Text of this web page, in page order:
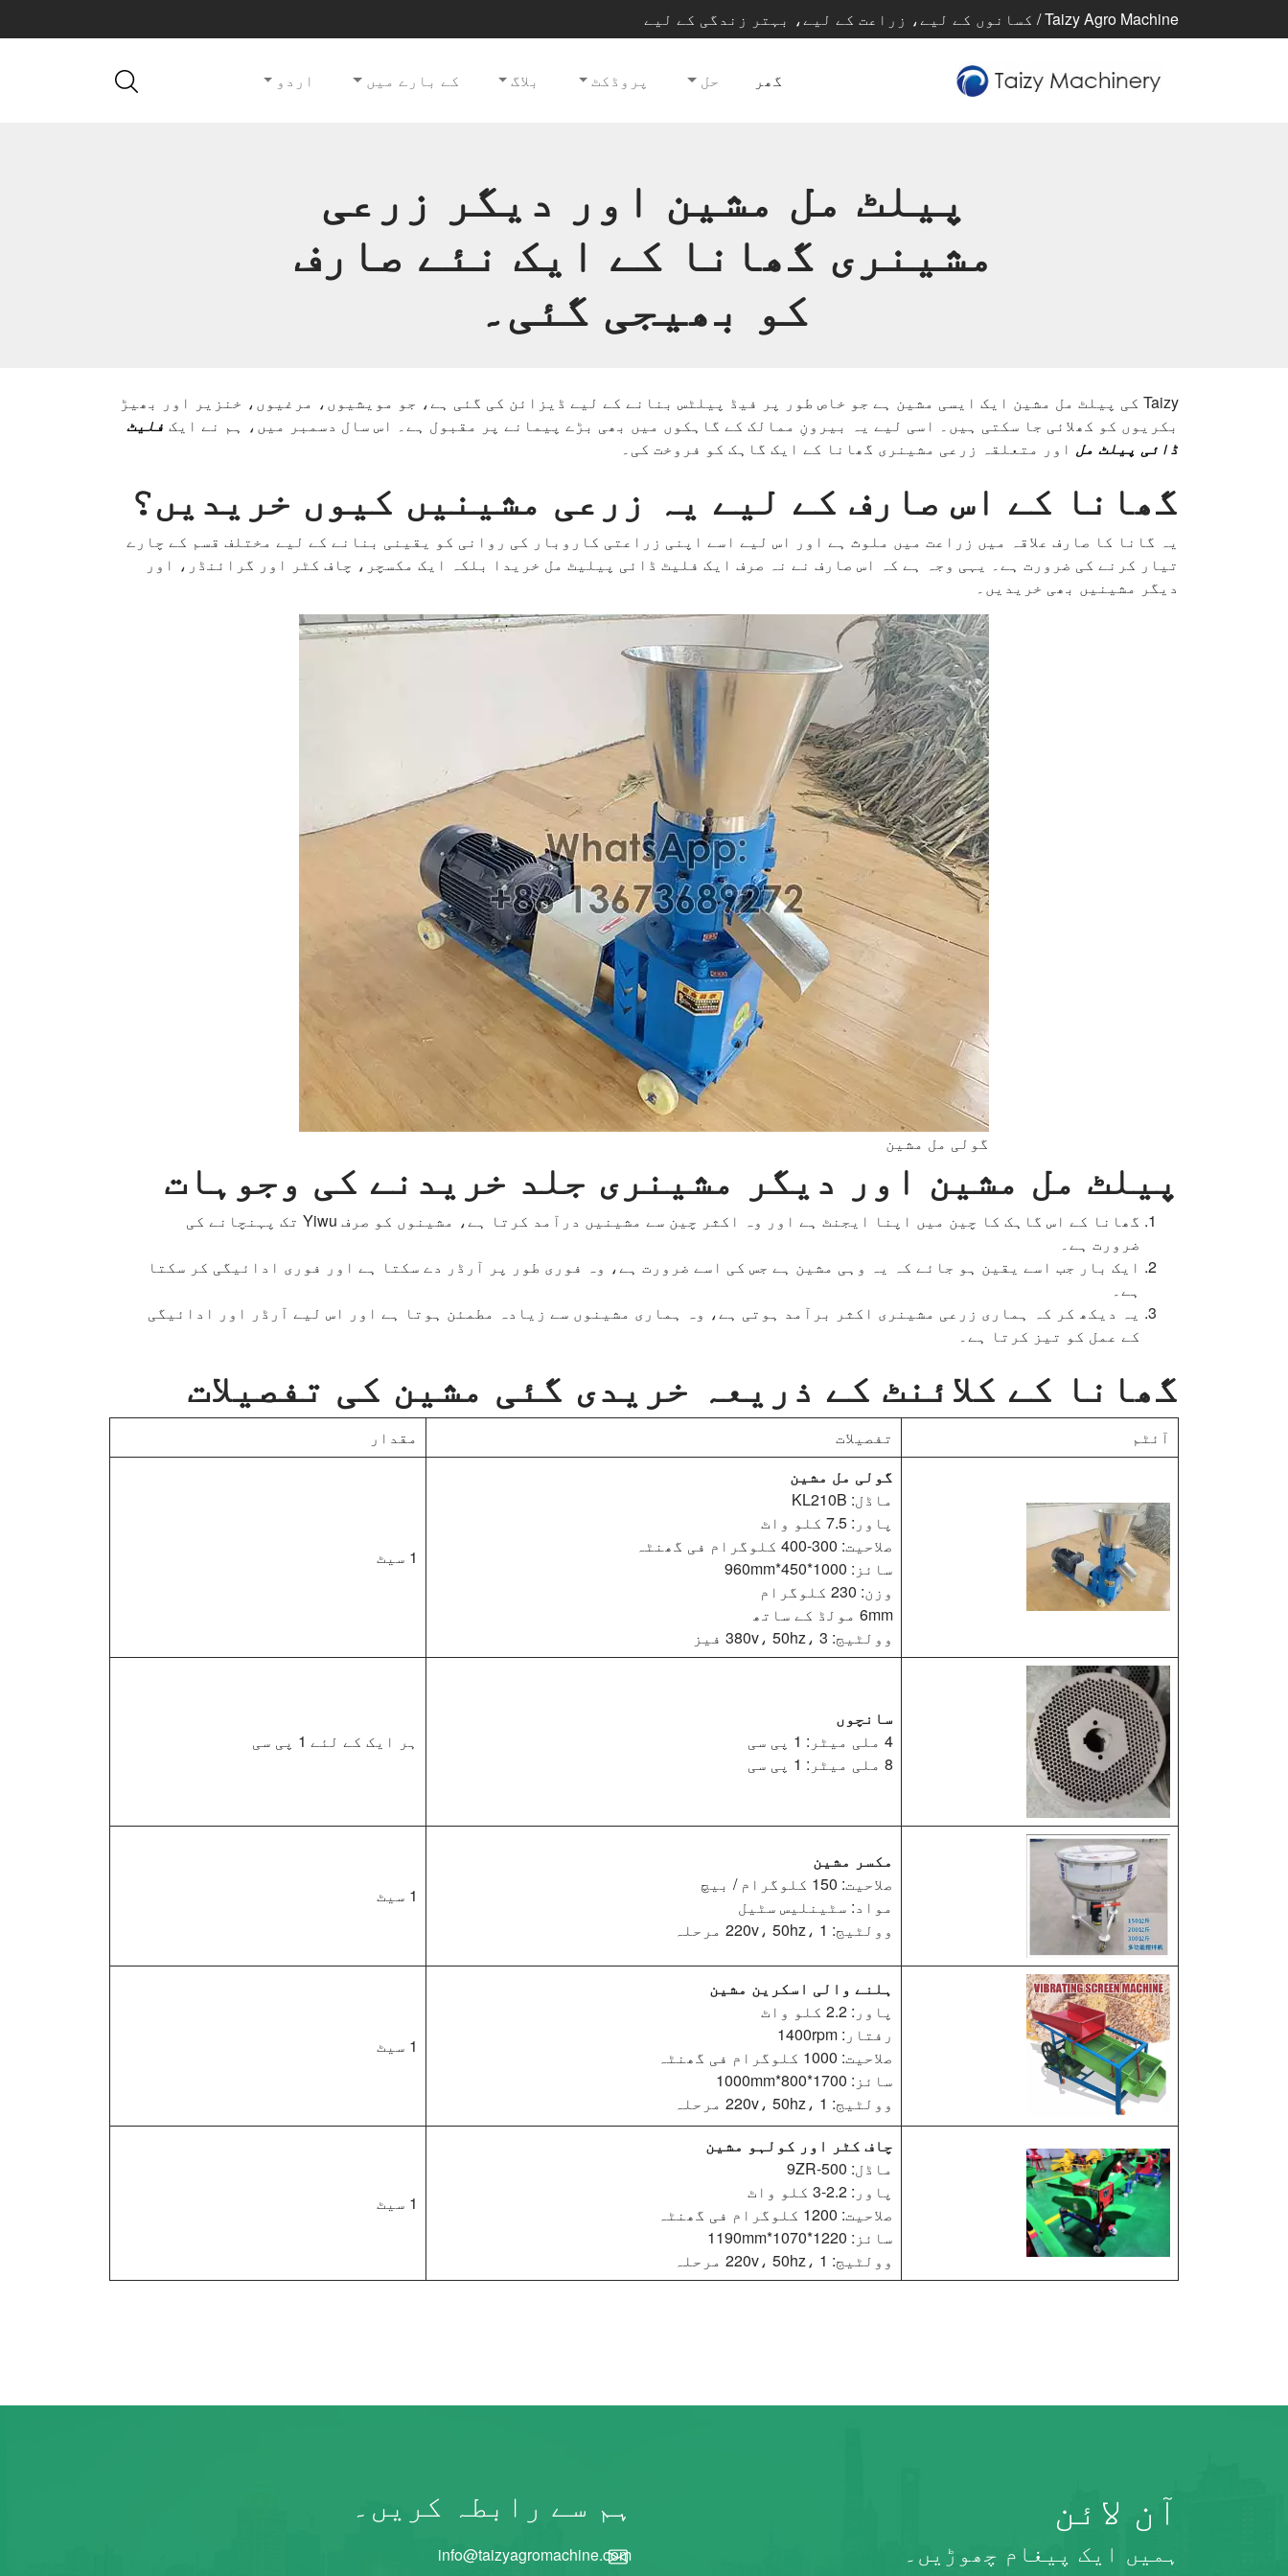
Taizy Agro Machine / کسانوں کے لیے، زراعت کے لیے، بہتر زندگی کے لیے
گھر حل پروڈکٹ بلاگ کے بارے میں اردو
پیلٹ مل مشین اور دیگر زرعی
مشینری گھانا کے ایک نئے صارف
کو بھیجی گئی۔
Taizy کی پیلٹ مل مشین ایک ایسی مشین ہے جو خاص طور پر فیڈ پیلٹس بنانے کے لیے ڈیزائن کی گئی ہے، جو مویشیوں، مرغیوں، خنزیر اور بھیڑ
بکریوں کو کھلائی جا سکتی ہیں۔ اسی لیے یہ بیرونِ ممالک کے گاہکوں میں بھی بڑے پیمانے پر مقبول ہے۔ اس سال دسمبر میں، ہم نے ایک فلیٹ
ڈائی پیلٹ مل اور متعلقہ زرعی مشینری گھانا کے ایک گاہک کو فروخت کی۔
گھانا کے اس صارف کے لیے یہ زرعی مشینیں کیوں خریدیں؟
یہ گانا کا صارف علاقہ میں زراعت میں ملوث ہے اور اس لیے اسے اپنی زراعتی کاروبار کی روانی کو یقینی بنانے کے لیے مختلف قسم کے چارے
تیار کرنے کی ضرورت ہے۔ یہی وجہ ہے کہ اس صارف نے نہ صرف ایک فلیٹ ڈائی پیلیٹ مل خریدا بلکہ ایک مکسچر، چاف کٹر اور گرائنڈر، اور
دیگر مشینیں بھی خریدیں۔
گولی مل مشین
پیلٹ مل مشین اور دیگر مشینری جلد خریدنے کی وجوہات
گھانا کے اس گاہک کا چین میں اپنا ایجنٹ ہے اور وہ اکثر چین سے مشینیں درآمد کرتا ہے، مشینوں کو صرف Yiwu تک پہنچانے کی
ضرورت ہے۔
ایک بار جب اسے یقین ہو جائے کہ یہ وہی مشین ہے جس کی اسے ضرورت ہے، وہ فوری طور پر آرڈر دے سکتا ہے اور فوری ادائیگی کر سکتا
ہے۔
یہ دیکھ کر کہ ہماری زرعی مشینری اکثر برآمد ہوتی ہے، وہ ہماری مشینوں سے زیادہ مطمئن ہوتا ہے اور اس لیے آرڈر اور ادائیگی
کے عمل کو تیز کرتا ہے۔
گھانا کے کلائنٹ کے ذریعہ خریدی گئی مشین کی تفصیلات
آئٹم تفصیلات
مقدار
گولی مل مشین
ماڈل: KL210B
پاور: 7.5 کلو واٹ
صلاحیت: 300-400 کلوگرام فی گھنٹہ
سائز: 1000*450*960mm
وزن: 230 کلوگرام
6mm مولڈ کے ساتھ
وولٹیج: 380v، 50hz، 3 فیز
1 سیٹ
سانچوں
4 ملی میٹر: 1 پی سی
8 ملی میٹر: 1 پی سی
ہر ایک کے لئے 1 پی سی
مکسر مشین
صلاحیت: 150 کلوگرام / بیچ
مواد: سٹینلیس سٹیل
وولٹیج: 220v، 50hz، 1 مرحلہ
1 سیٹ
ہلنے والی اسکرین مشین
پاور: 2.2 کلو واٹ
رفتار: 1400rpm
صلاحیت: 1000 کلوگرام فی گھنٹہ
سائز: 1700*800*1000mm
وولٹیج: 220v، 50hz، 1 مرحلہ
1 سیٹ
چاف کٹر اور کولہو مشین
ماڈل: 9ZR-500
پاور: 2.2-3 کلو واٹ
صلاحیت: 1200 کلوگرام فی گھنٹہ
سائز: 1220*1070*1190mm
وولٹیج: 220v، 50hz، 1 مرحلہ
1 سیٹ
آن لائن
ہمیں ایک پیغام چھوڑیں۔
ہم سے رابطہ کریں۔